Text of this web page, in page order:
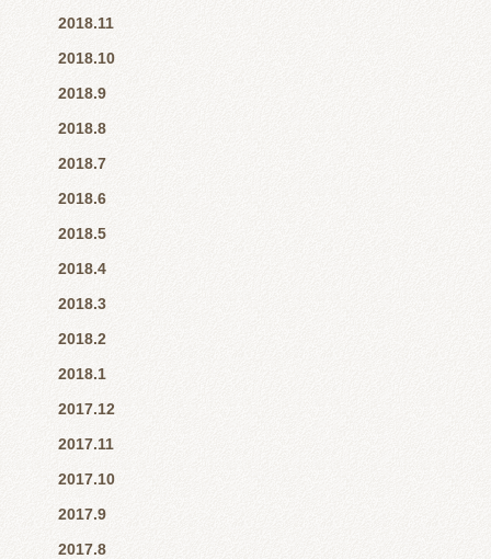
2018.11
2018.10
2018.9
2018.8
2018.7
2018.6
2018.5
2018.4
2018.3
2018.2
2018.1
2017.12
2017.11
2017.10
2017.9
2017.8